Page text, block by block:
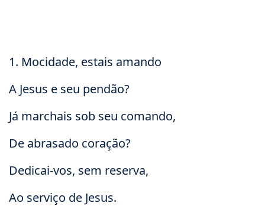
1. Mocidade, estais amando
A Jesus e seu pendão?
Já marchais sob seu comando,
De abrasado coração?
Dedicai-vos, sem reserva,
Ao serviço de Jesus.